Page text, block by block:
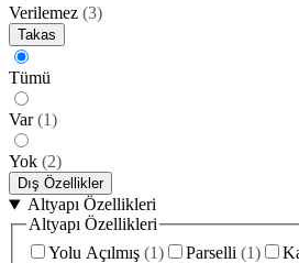
Verilemez (3)
Takas
Tümü
Var (1)
Yok (2)
Dış Özellikler
Altyapı Özellikleri
Altyapı Özellikleri
Yolu Açılmış (1) Parselli (1)